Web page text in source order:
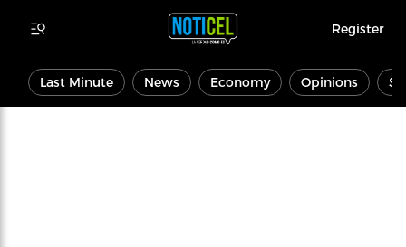
Register
Last Minute News Economy Opinions